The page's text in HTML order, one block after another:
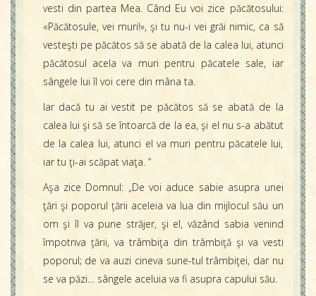
vesti din partea Mea. Când Eu voi zice păcătosului:
«Păcătosule, vei muri!», şi tu nu-i vei grăi nimic, ca să
vesteşti pe păcătos să se abată de la calea lui, atunci
păcătosul acela va muri pentru păcatele sale, iar
sângele lui îl voi cere din mâna ta.
Iar dacă tu ai vestit pe păcătos să se abată de la
calea lui şi să se întoarcă de la ea, şi el nu s-a abătut
de la calea lui, atunci el va muri pentru păcatele lui,
iar tu ţi-ai scăpat viaţa. “
Aşa zice Domnul: „De voi aduce sabie asupra unei
ţări şi poporul ţării aceleia va lua din mijlocul său un
om şi îl va pune străjer, şi el, văzând sabia venind
împotriva ţării, va trâmbiţa din trâmbiţă şi va vesti
poporul; de va auzi cineva sune-tul trâmbiţei, dar nu
se va păzi… sângele aceluia va fi asupra capului său.